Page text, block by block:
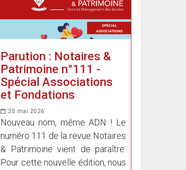
Parution : Notaires &
Patrimoine n°111 -
Spécial Associations
et Fondations
25 mai 2026
Nouveau nom, même ADN ! Le
numéro 111 de la revue Notaires
& Patrimoine vient de paraître.
Pour cette nouvelle édition, nous